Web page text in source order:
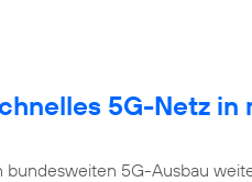
5G-Netz in
bundesweiten 5G-Ausbau